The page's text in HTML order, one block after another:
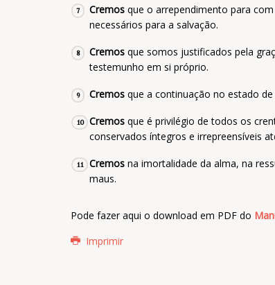
7 Cremos que o arrependimento para
necessários para a salvação.
8 Cremos que somos justificados pela
testemunho em si próprio.
9 Cremos que a continuação no estado
10 Cremos que é privilégio de todos os
conservados íntegros e irrepreensíveis
11 Cremos na imortalidade da alma, na
maus.
Pode fazer aqui o download em PDF do
Imprimir